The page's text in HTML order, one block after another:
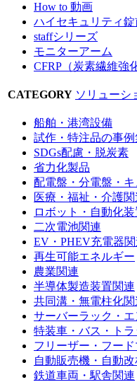
How to 動画
ハイセキュリティ
staffシリーズ
モニターアーム
CFRP（炭素繊維強
CATEGORY ソリューシ
船舶・港湾設備
試作・特注品の事例
SDGs配慮・脱炭素
省力化製品
配電盤・分電盤・
医療・福祉・介護関
ロボット・自動化
二次電池関連
EV・PHEV充電器関
再生可能エネルギー
農業関連
半導体製造装置関連
共同溝・無電柱化関
サーバーラック・
特装車・バス・ト
フリーザー・フー
自動販売機・自動
鉄道車両・駅舎関連